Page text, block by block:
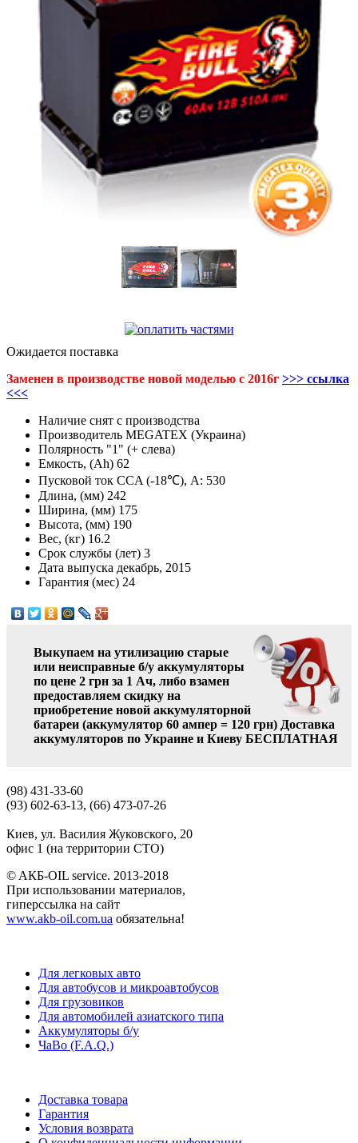
Ожидается поставка
Заменен в производстве новой моделью c 2016г >>> ссылка
<<<
Наличие снят с производства
Производитель MEGATEX (Украина)
Полярность "1" (+ слева)
Емкость, (Ah) 62
Пусковой ток CCA (-18℃), А: 530
Длина, (мм) 242
Ширина, (мм) 175
Высота, (мм) 190
Вес, (кг) 16.2
Срок службы (лет) 3
Дата выпуска декабрь, 2015
Гарантия (мес) 24
Выкупаем на утилизацию старые
или неисправные б/у аккумуляторы
по цене 2 грн за 1 Ач, либо взамен
предоставляем скидку на
приобретение новой аккумуляторной
батареи (аккумулятор 60 ампер = 120 грн) Доставка
аккумуляторов по Украине и Киеву БЕСПЛАТНАЯ
(98) 431-33-60
(93) 602-63-13, (66) 473-07-26
Киев, ул. Василия Жуковского, 20
офис 1 (на территории СТО)
© AКБ-OIL service. 2013-2018
При использовании материалов,
гиперссылка на сайт
www.akb-oil.com.ua обязательна!
Для легковых авто
Для автобусов и микроавтобусов
Для грузовиков
Для автомобилей азиатского типа
Аккумуляторы б/у
ЧаВо (F.A.Q.)
Доставка товара
Гарантия
Условия возврата